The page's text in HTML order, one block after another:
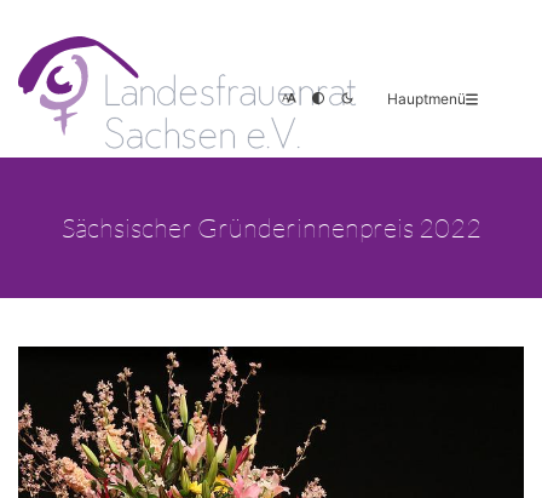
Hauptmenü
Sächsischer Gründerinnenpreis 2022